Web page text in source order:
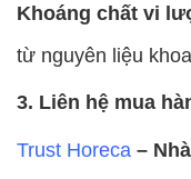
Khoáng chất vi
từ nguyên liệu
3. Liên hệ mua
Trust Horeca –